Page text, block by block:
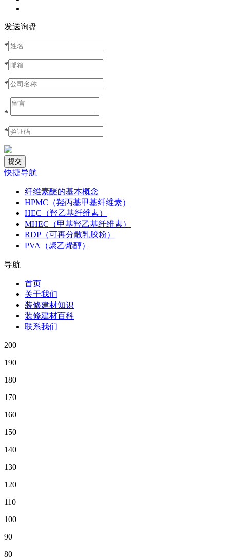
发送询盘
*
*
*
*
*
快捷导航
纤维素醚的基本概念
HPMC（羟丙基甲基纤维素）
HEC（羟乙基纤维素）
MHEC（甲基羟乙基纤维素）
RDP（可再分散乳胶粉）
PVA（聚乙烯醇）
导航
首页
关于我们
装修建材知识
装修建材百科
联系我们
200
190
180
170
160
150
140
130
120
110
100
90
80